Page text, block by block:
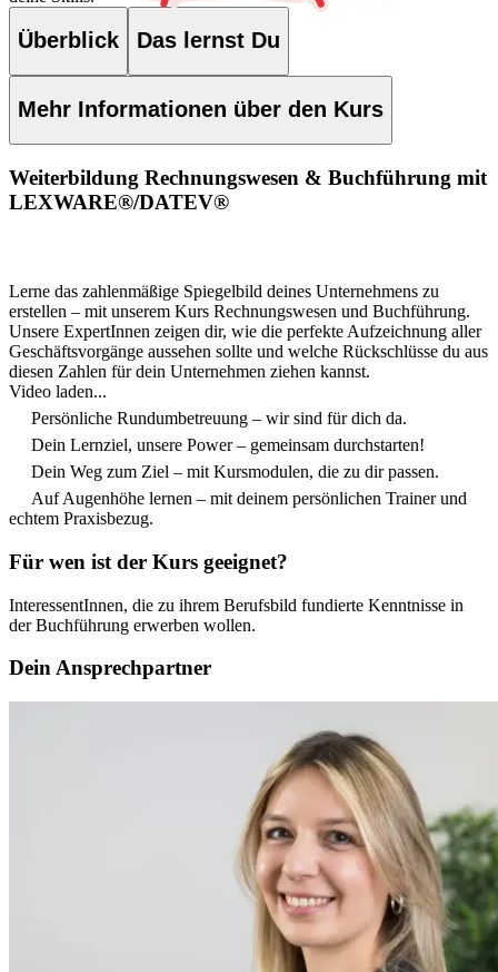
Überblick Das lernst Du
Mehr Informationen über den Kurs
Weiterbildung Rechnungswesen & Buchführung mit
LEXWARE®/DATEV®
Lerne das zahlenmäßige Spiegelbild deines Unternehmens zu
erstellen – mit unserem Kurs Rechnungswesen und Buchführung.
Unsere ExpertInnen zeigen dir, wie die perfekte Aufzeichnung aller
Geschäftsvorgänge aussehen sollte und welche Rückschlüsse du aus
diesen Zahlen für dein Unternehmen ziehen kannst.
Video laden...
Persönliche Rundumbetreuung – wir sind für dich da.
Dein Lernziel, unsere Power – gemeinsam durchstarten!
Dein Weg zum Ziel – mit Kursmodulen, die zu dir passen.
Auf Augenhöhe lernen – mit deinem persönlichen Trainer und
echtem Praxisbezug.
Für wen ist der Kurs geeignet?
InteressentInnen, die zu ihrem Berufsbild fundierte Kenntnisse in
der Buchführung erwerben wollen.
Dein Ansprechpartner